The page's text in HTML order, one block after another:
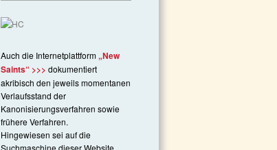
Auch die Internetplattform„New
Saints“ >>> dokumentiert
akribisch den jeweils momentanen
Verlaufsstand der
Kanonisierungsverfahren sowie
frühere Verfahren.
Hingewiesen sei auf die
Suchmaschine dieser Website